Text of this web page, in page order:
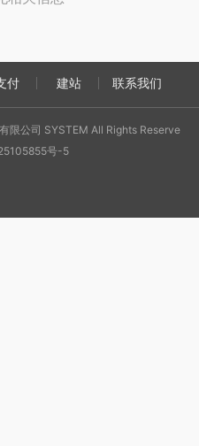
付 建站 联系我们
限公司 SYSTEM All Rights Reserve
号-5